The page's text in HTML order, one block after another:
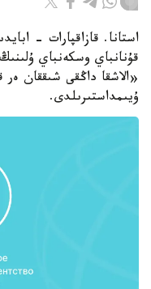
استانا. قازاقپارات -
«الاشقا داڭقى شىققان ەر
ۇيىمداستىرىلدى.